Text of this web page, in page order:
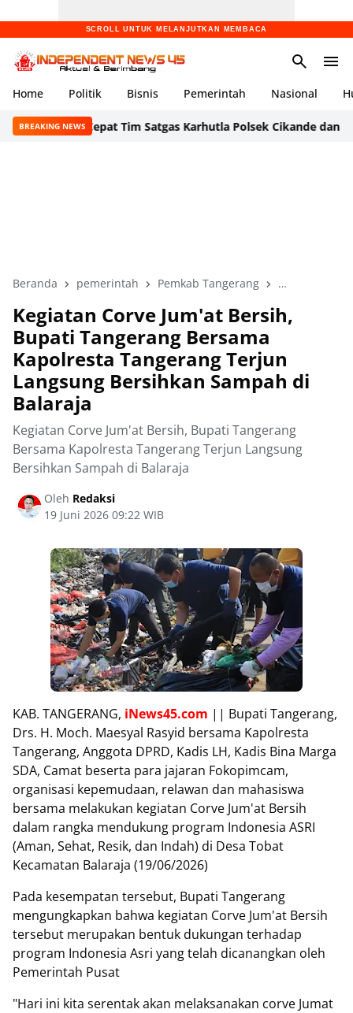
SCROLL UNTUK MELANJUTKAN MEMBACA
Home Politik Bisnis Pemerintah Nasional
BREAKING NEWS
Aksi Cepat Tim Satgas Karhutla Polsek Cikande dan Damkar
Beranda pemerintah Pemkab Tangerang Polresta
Kegiatan Corve Jum'at Bersih,
Bupati Tangerang Bersama
Kapolresta Tangerang Terjun
Langsung Bersihkan Sampah di
Balaraja
Kegiatan Corve Jum'at Bersih, Bupati Tangerang
Bersama Kapolresta Tangerang Terjun Langsung
Bersihkan Sampah di Balaraja
Oleh Redaksi
19 Juni 2026 09:22 WIB
KAB. TANGERANG, iNews45.com || Bupati Tangerang,
Drs. H. Moch. Maesyal Rasyid bersama Kapolresta
Tangerang, Anggota DPRD, Kadis LH, Kadis Bina Marga
SDA, Camat beserta para jajaran Fokopimcam,
organisasi kepemudaan, relawan dan mahasiswa
bersama melakukan kegiatan Corve Jum'at Bersih
dalam rangka mendukung program Indonesia ASRI
(Aman, Sehat, Resik, dan Indah) di Desa Tobat
Kecamatan Balaraja (19/06/2026)
Pada kesempatan tersebut, Bupati Tangerang
mengungkapkan bahwa kegiatan Corve Jum'at Bersih
tersebut merupakan bentuk dukungan terhadap
program Indonesia Asri yang telah dicanangkan oleh
Pemerintah Pusat
"Hari ini kita serentak akan melaksanakan corve Jumat